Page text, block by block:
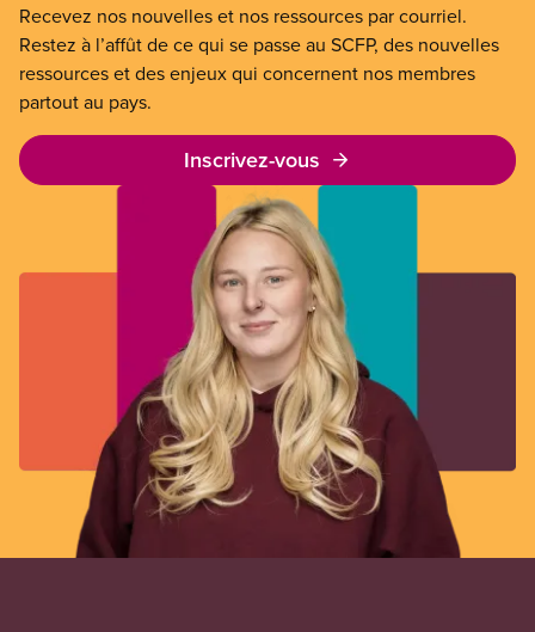
Recevez nos nouvelles et nos ressources par courriel.
Restez à l’affût de ce qui se passe au SCFP, des nouvelles
ressources et des enjeux qui concernent nos membres
partout au pays.
Inscrivez-vous